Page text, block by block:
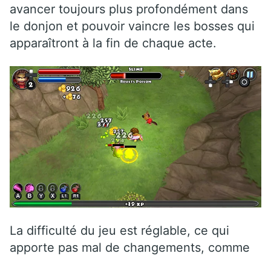
avancer toujours plus profondément dans
le donjon et pouvoir vaincre les bosses qui
apparaîtront à la fin de chaque acte.
La difficulté du jeu est réglable, ce qui
apporte pas mal de changements, comme